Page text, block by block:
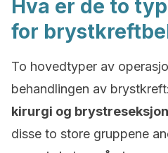
Hva er de to
for
To hovedtyper av
behandlingen av brystkreft:
kirurgi og brystreseksjon
disse to store gruppene